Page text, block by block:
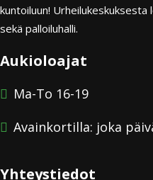
kuntoiluun!
sekä palloiluhalli.
Aukioloajat
Ma-To 16-19
Avainkortilla: joka
Yhteystiedot